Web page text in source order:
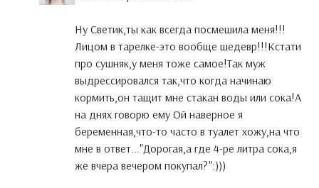
Ну Светик,ты как всегда посмешила меня!!!
Лицом в тарелке-это вообще шедевр!!!Кстати
про сушняк,у меня тоже самое!Так муж
выдрессировался так,что когда начинаю
кормить,он тащит мне стакан воды или сока!А
на днях говорю ему Ой наверное я
беременная,что-то часто в туалет хожу,на что
мне в ответ..."Дорогая,а где 4-ре литра сока,я
же вчера вечером покупал?":)))